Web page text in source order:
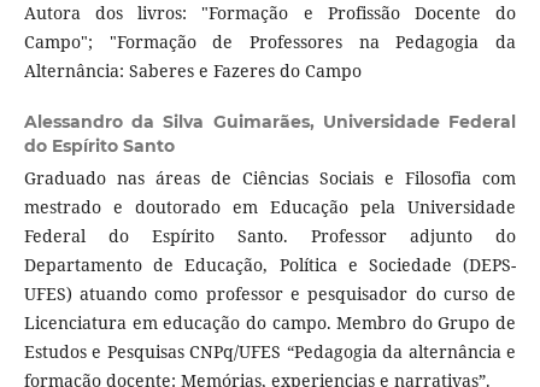
Autora dos livros: "Formação e Profissão Docente do
Campo"; "Formação de Professores na Pedagogia da
Alternância: Saberes e Fazeres do Campo
Alessandro da Silva Guimarães, Universidade Federal
do Espírito Santo
Graduado nas áreas de Ciências Sociais e Filosofia com
mestrado e doutorado em Educação pela Universidade
Federal do Espírito Santo. Professor adjunto do
Departamento de Educação, Política e Sociedade (DEPS-
UFES) atuando como professor e pesquisador do curso de
Licenciatura em educação do campo. Membro do Grupo de
Estudos e Pesquisas CNPq/UFES “Pedagogia da alternância e
formação docente: Memórias, experiencias e narrativas”.